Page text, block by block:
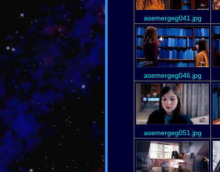
asemergeg041.jpg
asemergeg046.jpg
asemergeg051.jpg